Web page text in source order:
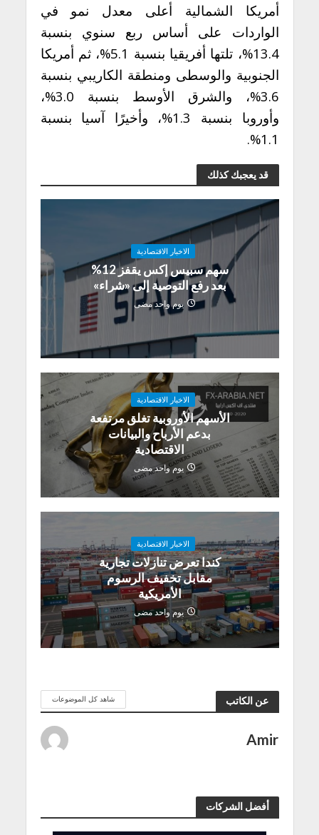
أمريكا الشمالية أعلى معدل نمو في
الواردات على أساس ربع سنوي بنسبة
13.4%، تلتها أفريقيا بنسبة 5.1%، ثم أمريكا
الجنوبية والوسطى ومنطقة الكاريبي بنسبة
3.6%، والشرق الأوسط بنسبة 3.0%،
وأوروبا بنسبة 1.3%، وأخيرًا آسيا بنسبة
1.1%.
قد يعجبك كذلك
الاخبار الاقتصادية
سهم سبيس إكس يقفز 12%
بعد رفع التوصية إلى «شراء»
يوم واحد مضى
الاخبار الاقتصادية
الأسهم الأوروبية تغلق مرتفعة
بدعم الأرباح والبيانات
الاقتصادية
يوم واحد مضى
الاخبار الاقتصادية
كندا تعرض تنازلات تجارية
مقابل تخفيف الرسوم
الأمريكية
يوم واحد مضى
عن الكاتب شاهد كل الموضوعات
Amir
أفضل الشركات